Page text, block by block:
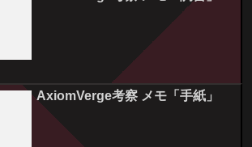
AxiomVerge考察 メモ「手紙」